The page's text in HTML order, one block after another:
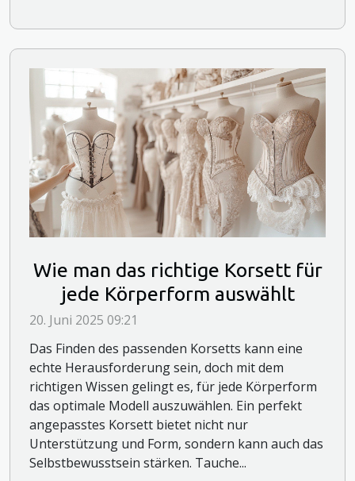
Wie man das richtige Korsett für
jede Körperform auswählt
20. Juni 2025 09:21
Das Finden des passenden Korsetts kann eine
echte Herausforderung sein, doch mit dem
richtigen Wissen gelingt es, für jede Körperform
das optimale Modell auszuwählen. Ein perfekt
angepasstes Korsett bietet nicht nur
Unterstützung und Form, sondern kann auch das
Selbstbewusstsein stärken. Tauche...